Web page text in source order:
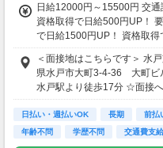
日給12000円～15500円 交
資格取得で日給500円UP！
で日給1500円UP！ 資格取得
UP☆ ＜サンエス警備保障特
導2級または指導教育責任者
方には10万円を特別給付金と
※30勤務で3万円、60勤務で
金をおろせる！ 仕事が終わ
いに行く手間は不要♪ ＜研修
＜面接地はこちらです＞ 水
県水戸市大町3-4-36 大町ビ
水戸駅より徒歩17分 ☆面接
しでOK）をご持参ください。
日払い・週払いOK 長期 前払
年齢不問
学歴不問 交通費支給